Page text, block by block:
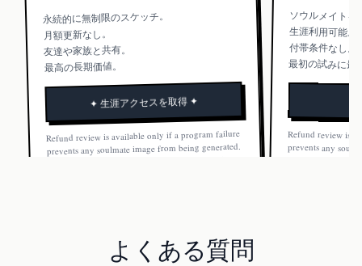
永続的に無制限のスケッチ。
月額更新なし。
友達や家族と共有。
最高の長期価値。
✦ 生涯アクセスを取得 ✦
Refund review is available only if a program failure
prevents any soulmate image from being generated.
Once a soulmate image is generated, the order is not
ソウルメイトを
生涯利用可能。
付帯条件なし。
最初の試みに最
Refund review is
prevents any
Once a soulmate
よくある質問